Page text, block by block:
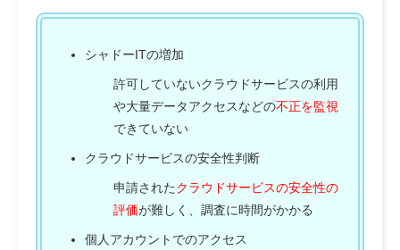
シャドーITの増加
許可していないクラウドサービスの利用
や大量データアクセスなどの不正を監視
できていない
クラウドサービスの安全性判断
申請されたクラウドサービスの安全性の
評価が難しく、調査に時間がかかる
個人アカウントでのアクセス